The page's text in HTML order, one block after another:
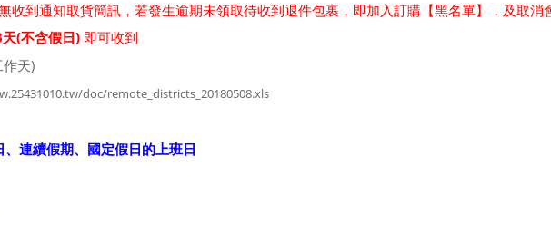
到通知取貨簡訊，若發生逾期未領取待收到退件包裹，即加入訂購【黑名單】，及取消
(不含假日) 即可收到
天)
doc/remote_districts_20180508.xls
連續假期、國定假日的上班日